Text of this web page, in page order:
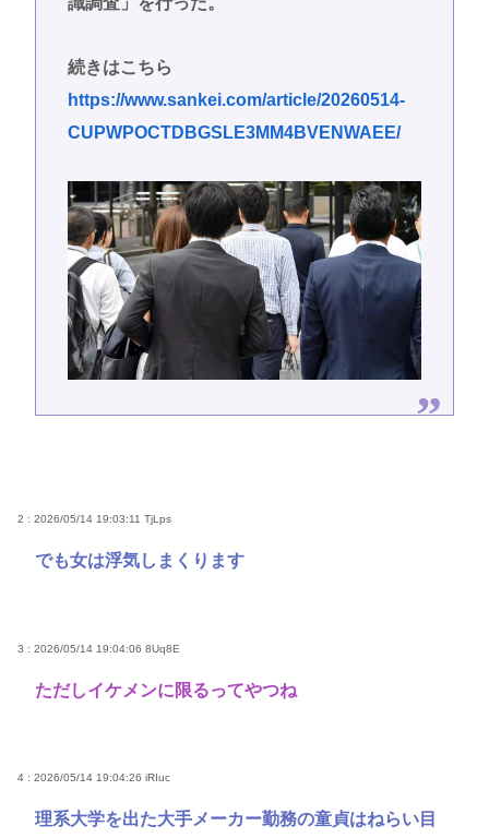
続きはこちら
https://www.sankei.com/article/20260514-
CUPWPOCTDBGSLE3MM4BVENWAEE/
2 : 2026/05/14 19:03:11 TjLps
でも女は浮気しまくります
3 : 2026/05/14 19:04:06 8Uq8E
ただしイケメンに限るってやつね
4 : 2026/05/14 19:04:26 iRIuc
理系大学を出た大手メーカー勤務の童貞はねらい目